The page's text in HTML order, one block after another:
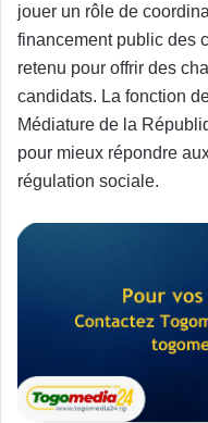
jouer un rôle de
financement public des
retenu pour offrir des
candidats. La fonction
Médiature de la
pour mieux répondre
régulation sociale.